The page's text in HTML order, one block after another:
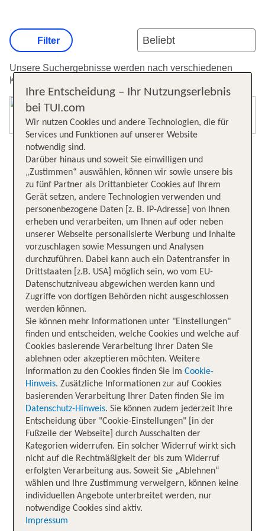
Unsere Suchergebnisse werden nach verschiedenen
Kriterien sortiert.
Filter
Ihre Entscheidung – Ihr Nutzungserlebnis
bei TUI.com
Wir nutzen Cookies und andere Technologien, die für
Services und Funktionen auf unserer Website
notwendig sind.
Darüber hinaus und soweit Sie einwilligen und
„Zustimmen“ auswählen, können wir sowie unsere bis
zu fünf Partner als Drittanbieter Cookies auf Ihrem
Gerät setzen, andere Technologien verwenden und
personenbezogene Daten [z. B. IP-Adresse] von Ihnen
erheben und verarbeiten, um Ihnen auf oder neben
unserer Webseite personalisierte Werbung und Inhalte
vorzuschlagen sowie Messungen und Analysen
durchzuführen. Dabei kann auch ein Datentransfer in
Drittstaaten [z.B. USA] möglich sein, wo vom EU-
Datenschutzniveau abgewichen werden kann und
Zugriffe von dortigen Behörden nicht ausgeschlossen
werden können.
Sie können mehr Informationen unter "Einstellungen"
finden und entscheiden, welche Cookies und welche auf
Cookies basierende Verarbeitung Ihrer Daten Sie
ablehnen oder akzeptieren möchten. Weitere
Information zu den Cookies finden Sie im Cookie-
Hinweis. Zusätzliche Informationen zur auf Cookies
basierenden Verarbeitung Ihrer Daten finden Sie im
Datenschutz-Hinweis. Sie können zudem jederzeit Ihre
Entscheidung über "Cookie-Einstellungen" [in der
Fußzeile der Webseite] durch Ausschalten der
Kategorien widerrufen. Ein solcher Widerruf wirkt sich
nicht auf die Rechtmäßigkeit der bis zum Widerruf
erfolgten Verarbeitung aus. Soweit Sie „Ablehnen“
wählen und Ihre Zustimmung verweigern, können keine
individuellen Angebote unterbreitet werden, nur
notwendige Cookies sind aktiv.
Impressum